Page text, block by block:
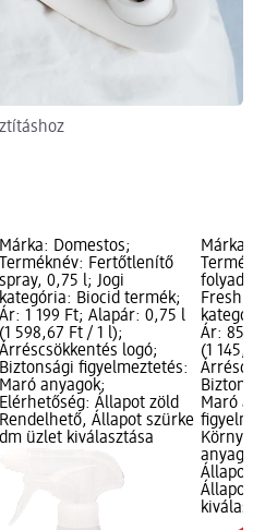
Márka: Domestos;
Terméknév: Fertőtlenítő
spray, 0,75 l; Jogi
kategória: Biocid termék;
Ár: 1 199 Ft; Alapár: 0,75 l
(1 598,67 Ft / 1 l);
Árréscsökkentés logó;
Biztonsági figyelmeztetés:
Maró anyagok;
Elérhetőség: Állapot zöld
Rendelhető, Állapot szürke
dm üzlet kiválasztása
Márka:
Fresh,
Ár: 859
(1
Maró
Állapot
Állapot